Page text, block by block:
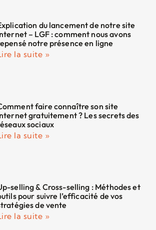
du lancement de notre site
– LGF : comment nous avons
notre présence en ligne
la suite »
faire connaître son site
gratuitement ? Les secrets des
sociaux
la suite »
selling & Cross-selling : Méthodes et
pour suivre l’efficacité de vos
de vente
la suite »